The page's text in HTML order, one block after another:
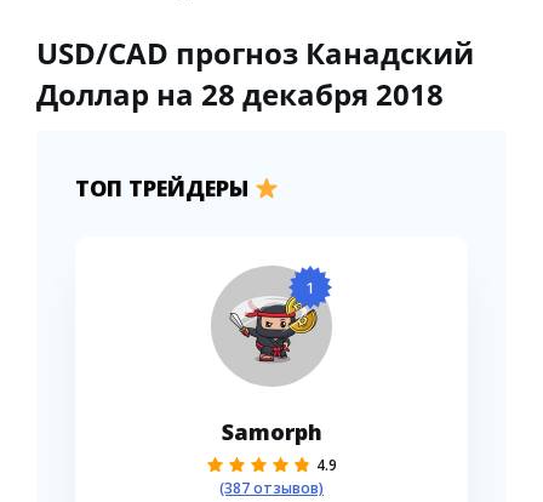
USD/CAD прогноз Канадский
Доллар на 28 декабря 2018
ТОП ТРЕЙДЕРЫ
1
Samorph
4.9
(387 отзывов)